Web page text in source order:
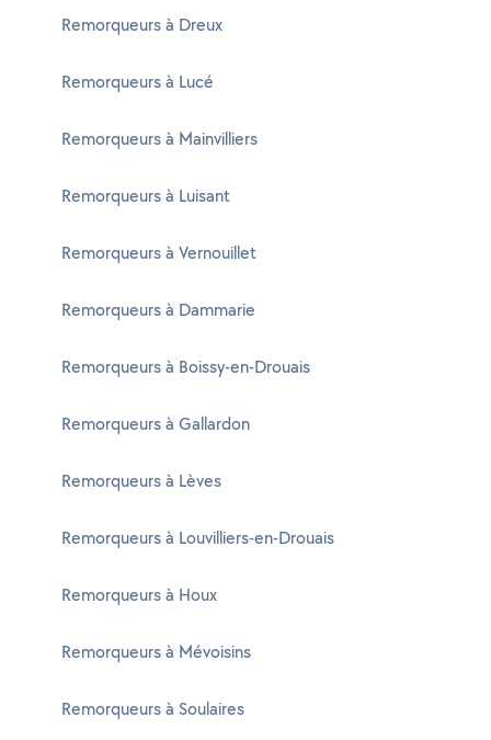
Remorqueurs à Dreux
Remorqueurs à Lucé
Remorqueurs à Mainvilliers
Remorqueurs à Luisant
Remorqueurs à Vernouillet
Remorqueurs à Dammarie
Remorqueurs à Boissy-en-Drouais
Remorqueurs à Gallardon
Remorqueurs à Lèves
Remorqueurs à Louvilliers-en-Drouais
Remorqueurs à Houx
Remorqueurs à Mévoisins
Remorqueurs à Soulaires